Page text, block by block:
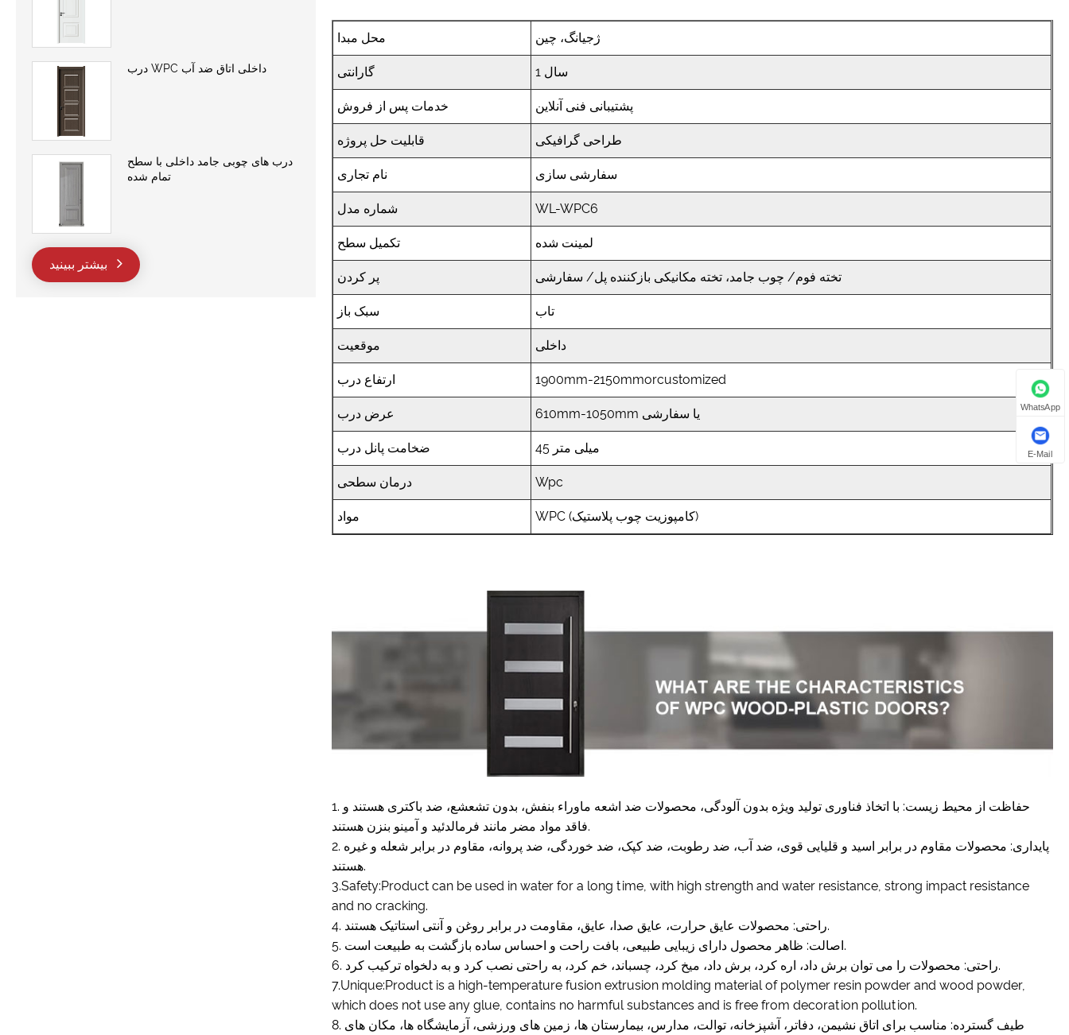
درب WPC داخلی اتاق ضد آب
درب های چوبی جامد داخلی با سطح
تمام شده
محل مبدا ژجیانگ، چین
گارانتی 1 سال
خدمات پس از فروش پشتیبانی فنی آنلاین
قابلیت حل پروژه طراحی گرافیکی
نام تجاری سفارشی سازی
شماره مدل WL-WPC6
تکمیل سطح لمینت شده
پر کردن تخته فوم/ چوب جامد، تخته مکانیکی بازکننده پل/ سفارشی
سبک باز تاب
موقعیت داخلی
ارتفاع درب 1900mm-2150mmorcustomized
عرض درب 610mm-1050mm یا سفارشی
ضخامت پانل درب 45 میلی متر
درمان سطحی Wpc
مواد WPC (کامپوزیت چوب پلاستیک)
1. حفاظت از محیط زیست: با اتخاذ فناوری تولید ویژه بدون آلودگی، محصولات ضد اشعه ماوراء بنفش، بدون تشعشع، ضد باکتری هستند و
فاقد مواد مضر مانند فرمالدئید و آمینو بنزن هستند.
2. پایداری: محصولات مقاوم در برابر اسید و قلیایی قوی، ضد آب، ضد رطوبت، ضد کپک، ضد خوردگی، ضد پروانه، مقاوم در برابر شعله و غیره
هستند.
3.Safety:Product can be used in water for a long time, with high strength and water resistance, strong impact resistance
and no cracking.
4. راحتی: محصولات عایق حرارت، عایق صدا، عایق، مقاومت در برابر روغن و آنتی استاتیک هستند.
5. اصالت: ظاهر محصول دارای زیبایی طبیعی، بافت راحت و احساس ساده بازگشت به طبیعت است.
6. راحتی: محصولات را می توان برش داد، اره کرد، برش داد، میخ کرد، چسباند، خم کرد، به راحتی نصب کرد و به دلخواه ترکیب کرد.
7.Unique:Product is a high-temperature fusion extrusion molding material of polymer resin powder and wood powder,
which does not use any glue, contains no harmful substances and is free from decoration pollution.
8. طیف گسترده: مناسب برای اتاق نشیمن، دفاتر، آشپزخانه، توالت، مدارس، بیمارستان ها، زمین های ورزشی، آزمایشگاه ها، مکان های
WhatsApp
E-Mail